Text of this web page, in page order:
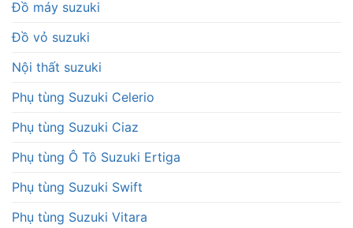
Đồ máy suzuki
Đồ vỏ suzuki
Nội thất suzuki
Phụ tùng Suzuki Celerio
Phụ tùng Suzuki Ciaz
Phụ tùng Ô Tô Suzuki Ertiga
Phụ tùng Suzuki Swift
Phụ tùng Suzuki Vitara